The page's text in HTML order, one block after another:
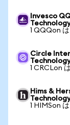
Invesco
1 QQQon
Circle
1 CRCLon
Hims &
1 HIMSon